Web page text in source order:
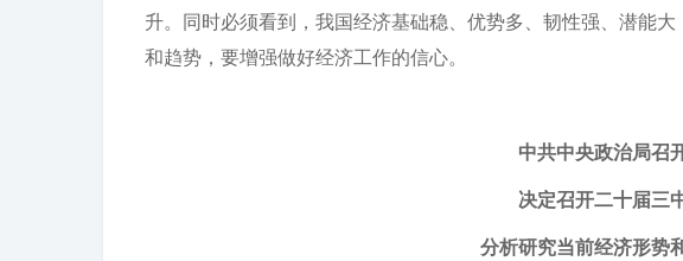
升。同时必须看到，我国经济基础稳、优势多、韧性强、潜能
和趋势，要增强做好经济工作的信心。
中共中央政治局召
决定召开二十届三
分析研究当前经济形势